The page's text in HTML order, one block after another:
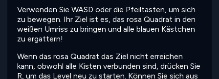
Verwenden Sie WASD oder die Pfeiltasten, um sich
zu bewegen. Ihr Ziel ist es, das rosa Quadrat in den
weißen Umriss zu bringen und alle blauen Kästchen
zu ergattern!
Wenn das rosa Quadrat das Ziel nicht erreichen
kann, obwohl alle Kisten verbunden sind, drücken Sie
R, um das Level neu zu starten. Können Sie sich aus